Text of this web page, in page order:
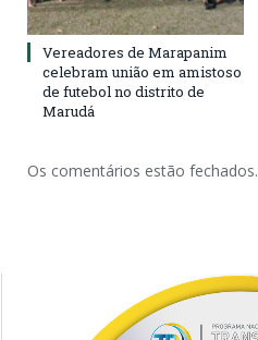
Vereadores de Marapanim
celebram união em amistoso
de futebol no distrito de
Marudá
Os comentários estão fechados.